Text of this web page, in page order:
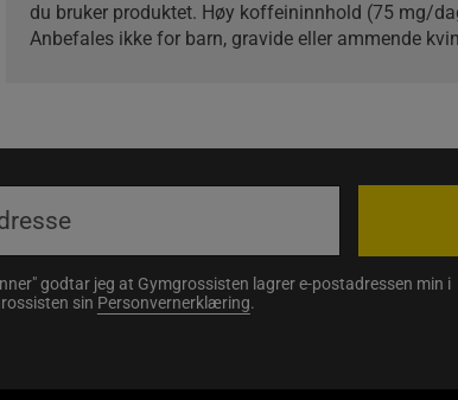
du bruker produktet. Høy koffeininnhold (75 mg/
Anbefales ikke for barn, gravide eller ammende
godtar jeg at Gymgrossisten lagrer e-postadressen min i
sin Personvernerklæring.